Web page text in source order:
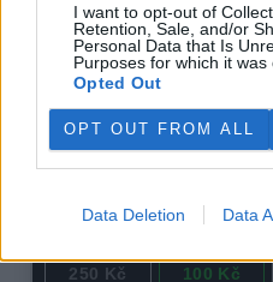
I want to opt-out of
Retention, Sale, and/or
Personal Data that Is
Purposes for which it was
Opted Out
OPT OUT FROM ALL
Data Deletion Data